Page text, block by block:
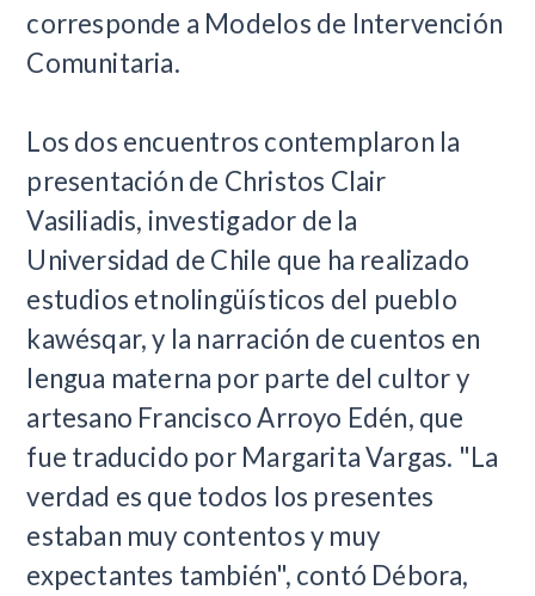
corresponde a Modelos de Intervención
Comunitaria.
Los dos encuentros contemplaron la
presentación de Christos Clair
Vasiliadis, investigador de la
Universidad de Chile que ha realizado
estudios etnolingüísticos del pueblo
kawésqar, y la narración de cuentos en
lengua materna por parte del cultor y
artesano Francisco Arroyo Edén, que
fue traducido por Margarita Vargas. "La
verdad es que todos los presentes
estaban muy contentos y muy
expectantes también", contó Débora,